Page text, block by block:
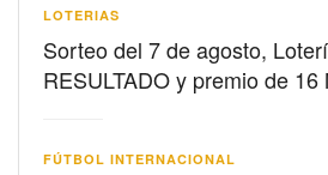
LOTERIAS
Sorteo del 7 de agosto,
RESULTADO y premio de 16
FÚTBOL INTERNACIONAL